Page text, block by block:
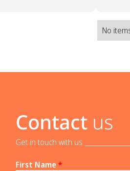
No
Contact us
Get in touch with us
First Name*